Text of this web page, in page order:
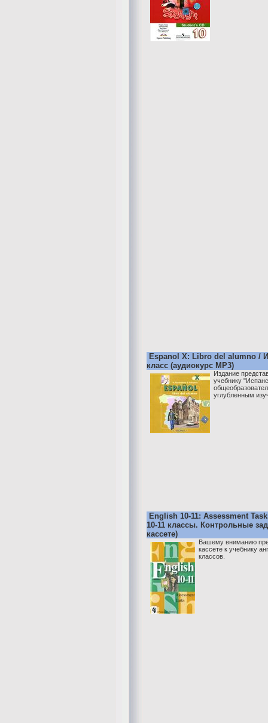
Espanol X: Libro del alumno /
класс (аудиокурс MP3)
Издание
учебнику
углубленным
English 10-11: Assessment
10-11 классы. Контрольные
кассете)
Вашему вниманию
кассете к учебнику
классов.